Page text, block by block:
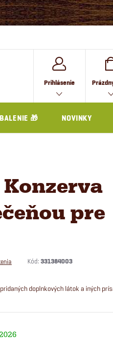
Prihlásenie
🎁 NOVINKY
pre
Kód: 331384003
doplnkových látok a iných